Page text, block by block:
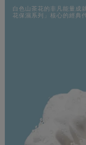
白色山茶花的非凡能量成
花保濕系列」核心的經典